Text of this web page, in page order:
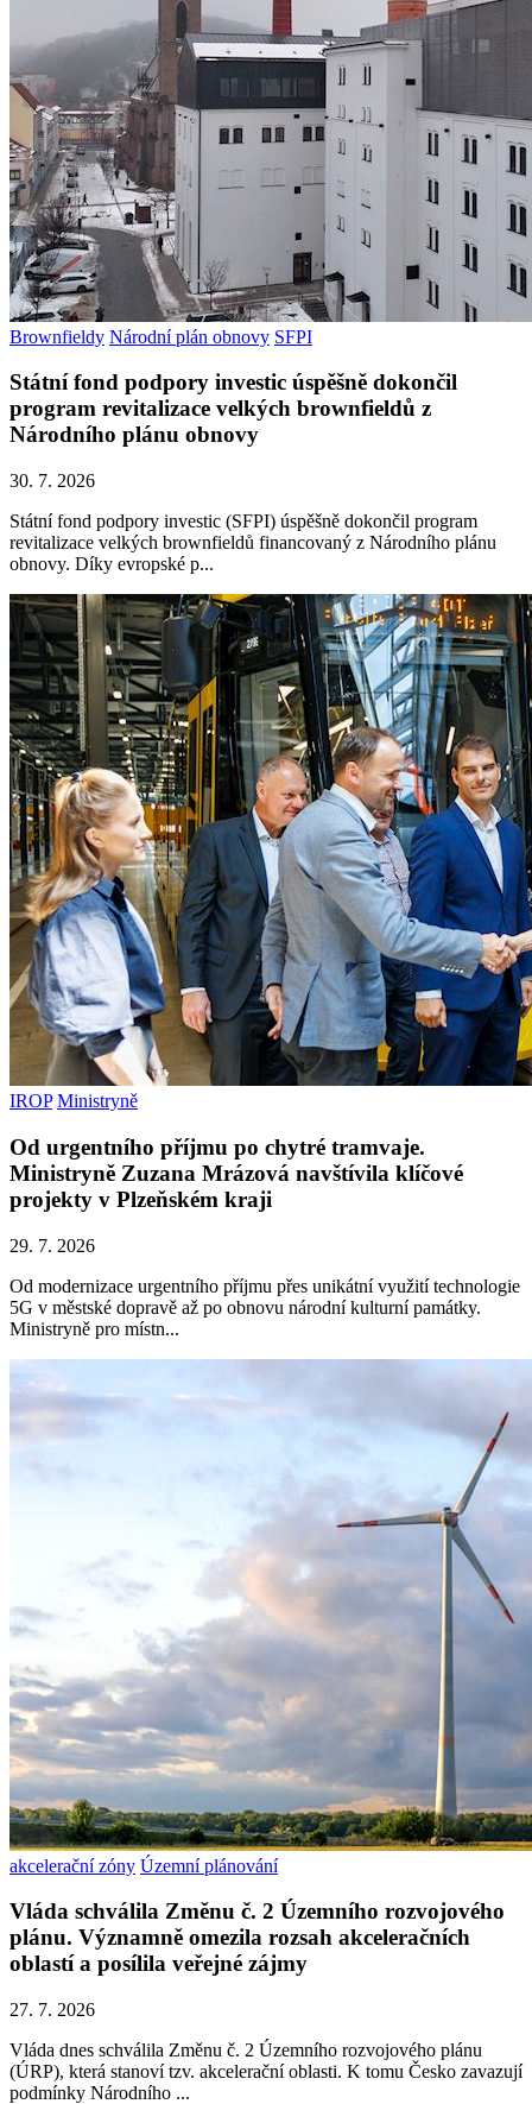
Brownfieldy Národní plán obnovy SFPI
Státní fond podpory investic úspěšně dokončil
program revitalizace velkých brownfieldů z
Národního plánu obnovy
30. 7. 2026
Státní fond podpory investic (SFPI) úspěšně dokončil program
revitalizace velkých brownfieldů financovaný z Národního plánu
obnovy. Díky evropské p...
IROP Ministryně
Od urgentního příjmu po chytré tramvaje.
Ministryně Zuzana Mrázová navštívila klíčové
projekty v Plzeňském kraji
29. 7. 2026
Od modernizace urgentního příjmu přes unikátní využití technologie
5G v městské dopravě až po obnovu národní kulturní památky.
Ministryně pro místn...
akcelerační zóny Územní plánování
Vláda schválila Změnu č. 2 Územního rozvojového
plánu. Významně omezila rozsah akceleračních
oblastí a posílila veřejné zájmy
27. 7. 2026
Vláda dnes schválila Změnu č. 2 Územního rozvojového plánu
(ÚRP), která stanoví tzv. akcelerační oblasti. K tomu Česko zavazují
podmínky Národního ...